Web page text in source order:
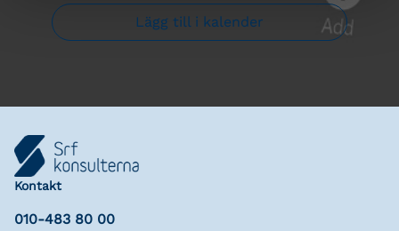
Lägg till i kalender
Kontakt
010-483 80 00